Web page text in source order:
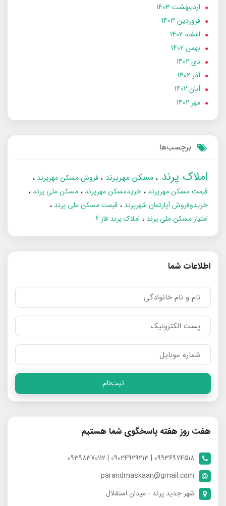
ارديبهشت 1403
فروردین 1403
اسفند 1402
بهمن 1402
دی 1402
آذر 1402
آبان 1402
مهر 1402
برچسب‌ها
املاک پرند مسکن مهرپرند
فروش مسکن مهرپرند
قیمت مسکن مهرپرند
خریدمسکن مهرپرند
مسکن ملی پرند
خریدوفروش آپارتمان شهرپرند
قیمت مسکن ملی پرند
امتیاز مسکن ملی پرند
املاک پرند فاز 6
اطلاعات شما
ثبت‌نام
هفت روز هفته پاسخگوی شما هستیم
09936974518 | 09024929213 | 09398370112
parandmaskaan@gmail.com
شهر جدید پرند - میدان استقلال